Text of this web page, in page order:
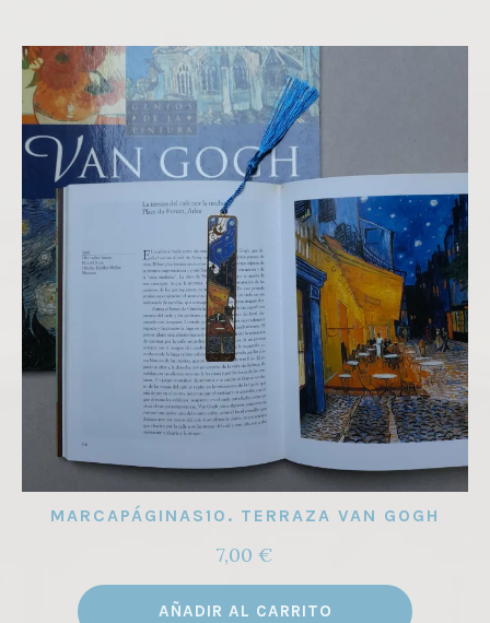
MARCAPÁGINAS10. TERRAZA VAN GOGH
7,00 €
AÑADIR AL CARRITO